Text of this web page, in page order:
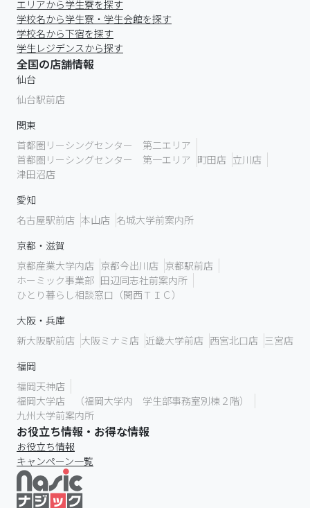
エリアから学生寮を探す
学校名から学生寮・学生会館を探す
学校名から下宿を探す
学生レジデンスから探す
全国の店舗情報
仙台
仙台駅前店
関東
首都圏リーシングセンター 第二エリア
首都圏リーシングセンター 第一エリア 町田店 立川店
津田沼店
愛知
名古屋駅前店 本山店 名城大学前案内所
京都・滋賀
京都産業大学内店 京都今出川店 京都駅前店
ホーミック事業部 田辺同志社前案内所
ひとり暮らし相談窓口（関西ＴＩＣ）
大阪・兵庫
新大阪駅前店 大阪ミナミ店 近畿大学前店 西宮北口店 三宮店
福岡
福岡天神店
福岡大学店 （福岡大学内 学生部事務室別棟２階）
九州大学前案内所
お役立ち情報・お得な情報
お役立ち情報
キャンペーン一覧